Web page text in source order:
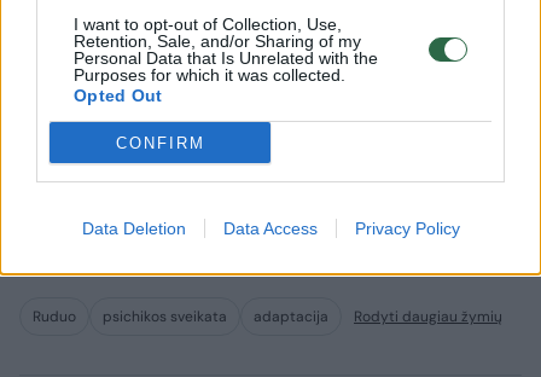
I want to opt-out of Collection, Use,
Retention, Sale, and/or Sharing of my
Personal Data that Is Unrelated with the
Purposes for which it was collected.
Opted Out
CONFIRM
Data Deletion Data Access Privacy Policy
augalai, tokie kaip rausvoji rodiolė,
ašvaganda ar ženšenis. „Jie padeda
organizmui lengviau prisitaikyti prie stresinių
situacijų. Taip pat naudingi ir vaistažolių
preparatai – melisos, levandos, valerijonai.
Petrulėnė.
Ruduo psichikos sveikata adaptacija Rodyti daugiau žymių